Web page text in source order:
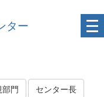
ター
門 センター長